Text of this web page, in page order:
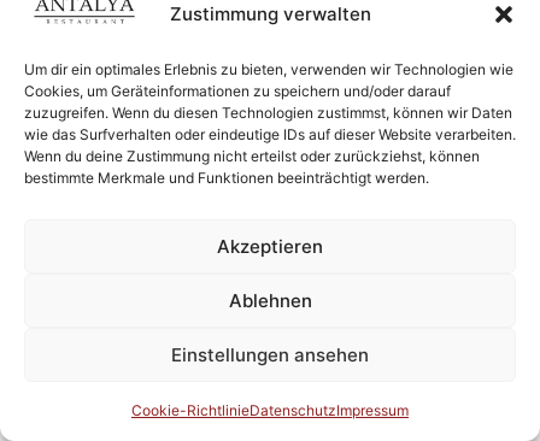
Zustimmung verwalten
Um dir ein optimales Erlebnis zu bieten, verwenden wir Technologien wie
Cookies, um Geräteinformationen zu speichern und/oder darauf
zuzugreifen. Wenn du diesen Technologien zustimmst, können wir Daten
wie das Surfverhalten oder eindeutige IDs auf dieser Website verarbeiten.
Wenn du deine Zustimmung nicht erteilst oder zurückziehst, können
bestimmte Merkmale und Funktionen beeinträchtigt werden.
Akzeptieren
Ablehnen
Einstellungen ansehen
Cookie-RichtlinieDatenschutzImpressum
Auf Grundlage des Angemessenheitsbeschlusses
entsprechenden Zertifizierung des Unternehmens.
Wie verarbeiten wir Ihre Daten?
Für die Kommunikation mit unseren Kunden und
nutzen wir den Instant-Messaging-Dienst WhatsApp
Die Kommunikation erfolgt über eine Ende-zu-Ende-
dass WhatsApp oder sonstige Dritte Zugriff auf die
unsere Accounts so eingestellt, dass kein